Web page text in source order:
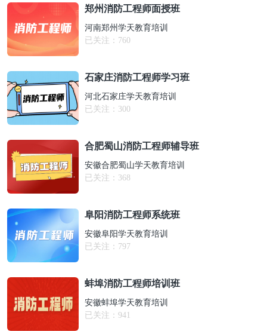
郑州消防工程师面授班
河南郑州学天教育培训
已关注： 760
石家庄消防工程师学习班
河北石家庄学天教育培训
已关注： 300
合肥蜀山消防工程师辅导班
安徽合肥蜀山学天教育培训
已关注： 368
阜阳消防工程师系统班
安徽阜阳学天教育培训
已关注： 797
蚌埠消防工程师培训班
安徽蚌埠学天教育培训
已关注： 941